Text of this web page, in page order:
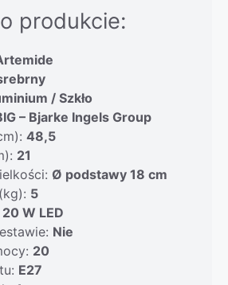
produkcie:
/ Szkło
– Bjarke Ingels Group
48,5
21
Ø podstawy 18 cm
5
W LED
Nie
20
E27